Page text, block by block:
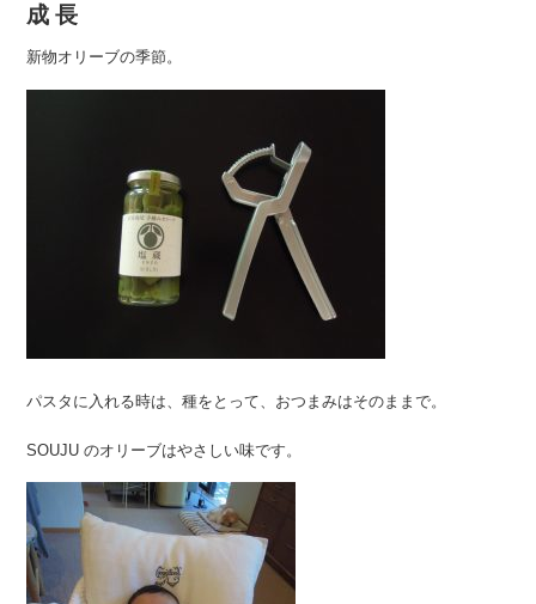
成 長
新物オリーブの季節。
パスタに入れる時は、種をとって、おつまみはそのままで。
SOUJU のオリーブはやさしい味です。